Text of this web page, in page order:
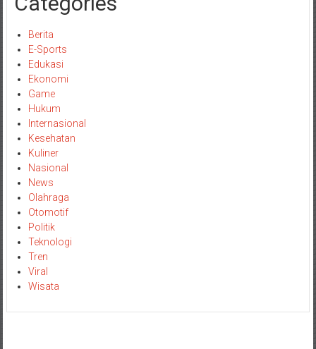
Berita
E-Sports
Edukasi
Ekonomi
Game
Hukum
Internasional
Kesehatan
Kuliner
Nasional
News
Olahraga
Otomotif
Politik
Teknologi
Tren
Viral
Wisata